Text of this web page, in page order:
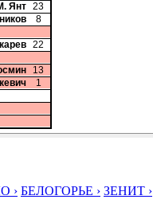
Янт 23
8
22
13
1
› БЕЛОГОРЬЕ › ЗЕНИТ ›